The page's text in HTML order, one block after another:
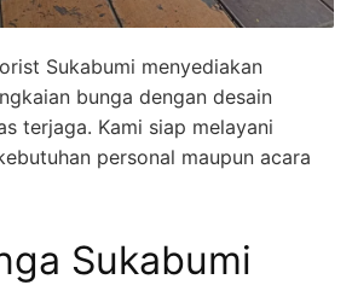
Sukabumi menyediakan
bunga dengan desain
terjaga. Kami siap melayani
personal maupun acara
Sukabumi